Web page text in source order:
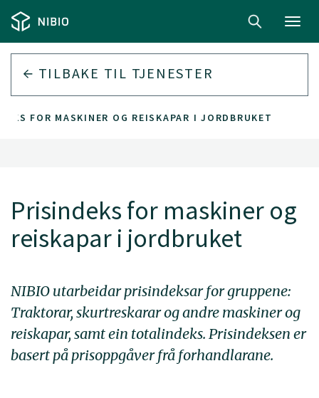
TILBAKE TIL TJENESTER
FOR MASKINER OG REISKAPAR I JORDBRUKET
Prisindeks for maskiner og
reiskapar i jordbruket
NIBIO utarbeidar prisindeksar for gruppene:
Traktorar, skurtreskarar og andre maskiner og
reiskapar, samt ein totalindeks. Prisindeksen er
basert på prisoppgåver frå forhandlarane.